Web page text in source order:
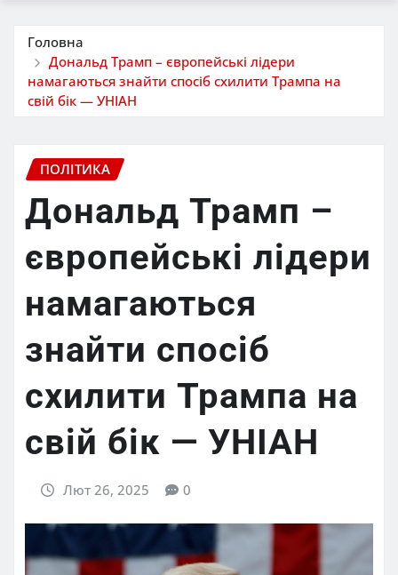
Головна
Дональд Трамп – європейські лідери
намагаються знайти спосіб схилити Трампа на
свій бік — УНІАН
ПОЛІТИКА
Дональд Трамп –
європейські лідери
намагаються
знайти спосіб
схилити Трампа на
свій бік — УНІАН
Лют 26, 2025 0